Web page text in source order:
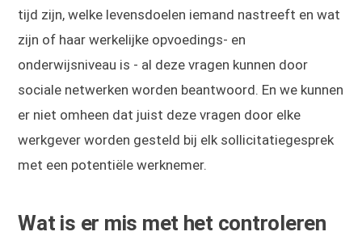
tijd zijn, welke levensdoelen iemand nastreeft en wat
zijn of haar werkelijke opvoedings- en
onderwijsniveau is - al deze vragen kunnen door
sociale netwerken worden beantwoord. En we kunnen
er niet omheen dat juist deze vragen door elke
werkgever worden gesteld bij elk sollicitatiegesprek
met een potentiële werknemer.
Wat is er mis met het controleren